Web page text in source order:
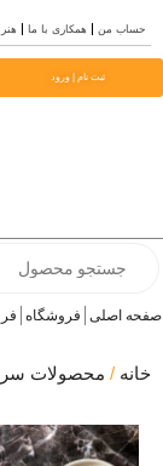
من همکاری با ما هنرمندان ما
ثبت نام | ورود
فروشگاه فروش
/محصولات